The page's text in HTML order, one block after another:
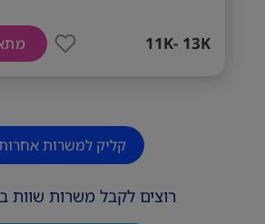
11K- 13K
קליק למשרות
רוצים לקבל משרות שוות